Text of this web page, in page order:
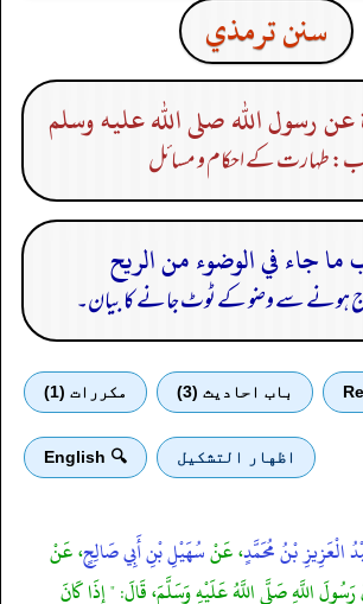
سنن ترمذي
رسول الله صلى الله عليه وسلم
طہارت کے احکام و مسائل
ہونے سے وضو کے ٹوٹ جانے کا بیان۔
باب احادیث (3) مكررات (1)
اظهار التشكيل 🔍 English
الْعَزِيزِ بْنُ مُحَمَّدٍ، عَنْسُهَيْلِ بْنِ أَبِي صَالِحٍ، عَنْ
رَسُولَ اللَّهِ صَلَّى اللَّهُ عَلَيْهِ وَسَلَّمَ، قَالَ: " إِذَا كَانَ